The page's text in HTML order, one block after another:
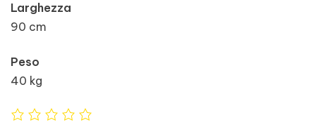
Larghezza
90 cm
Peso
40 kg